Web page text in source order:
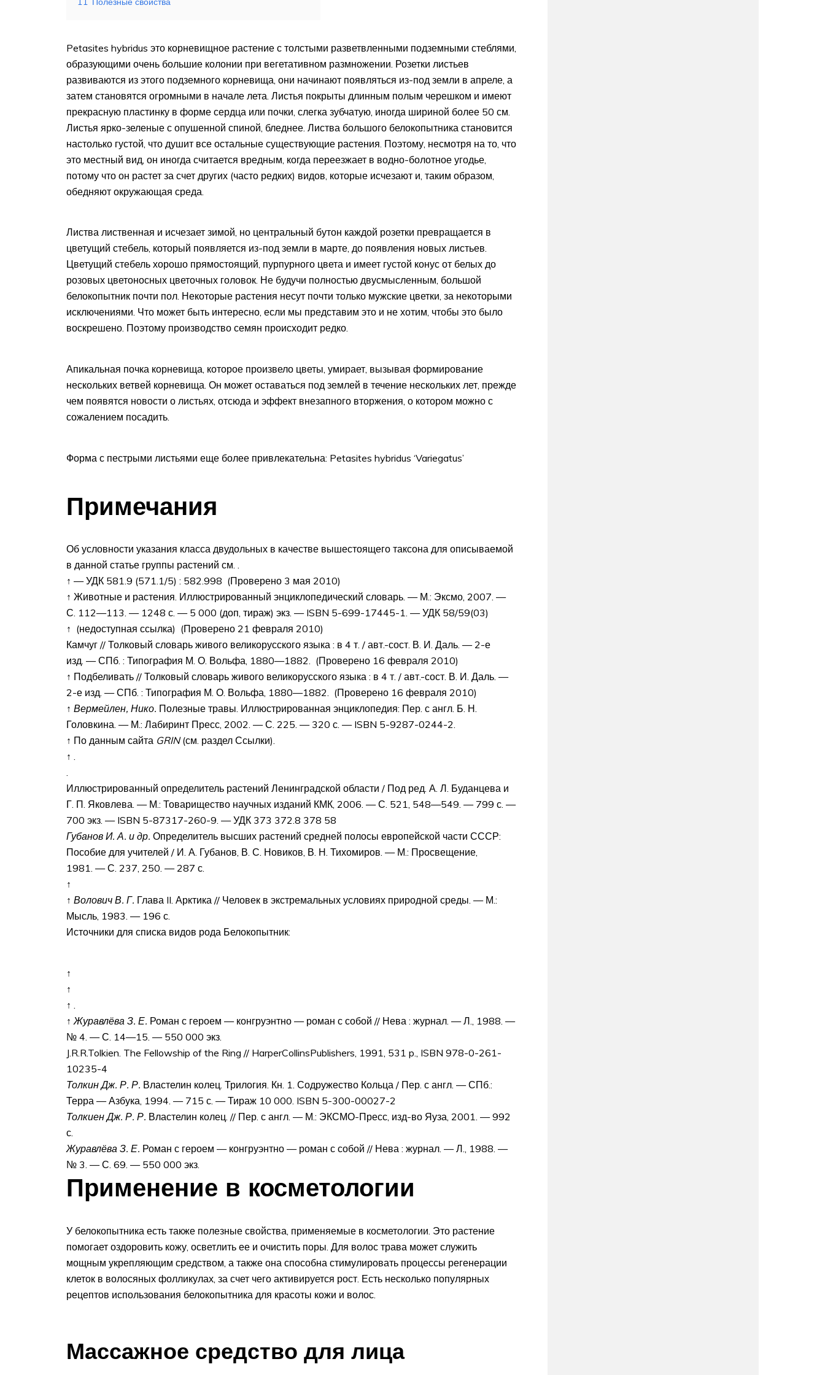
Petasites hybridus это корневищное растение с толстыми разветвленными подземными стеблями,
образующими очень большие колонии при вегетативном размножении. Розетки листьев
развиваются из этого подземного корневища, они начинают появляться из-под земли в апреле, а
затем становятся огромными в начале лета. Листья покрыты длинным полым черешком и имеют
прекрасную пластинку в форме сердца или почки, слегка зубчатую, иногда шириной более 50 см.
Листья ярко-зеленые с опушенной спиной, бледнее. Листва большого белокопытника становится
настолько густой, что душит все остальные существующие растения. Поэтому, несмотря на то, что
это местный вид, он иногда считается вредным, когда переезжает в водно-болотное угодье,
потому что он растет за счет других (часто редких) видов, которые исчезают и, таким образом,
обедняют окружающая среда.
Листва лиственная и исчезает зимой, но центральный бутон каждой розетки превращается в
цветущий стебель, который появляется из-под земли в марте, до появления новых листьев.
Цветущий стебель хорошо прямостоящий, пурпурного цвета и имеет густой конус от белых до
розовых цветоносных цветочных головок. Не будучи полностью двусмысленным, большой
белокопытник почти пол. Некоторые растения несут почти только мужские цветки, за некоторыми
исключениями. Что может быть интересно, если мы представим это и не хотим, чтобы это было
воскрешено. Поэтому производство семян происходит редко.
Апикальная почка корневища, которое произвело цветы, умирает, вызывая формирование
нескольких ветвей корневища. Он может оставаться под землей в течение нескольких лет, прежде
чем появятся новости о листьях, отсюда и эффект внезапного вторжения, о котором можно с
сожалением посадить.
Форма с пестрыми листьями еще более привлекательна: Petasites hybridus ‘Variegatus’
Примечания
Об условности указания класса двудольных в качестве вышестоящего таксона для описываемой
в данной статье группы растений см. .
↑ — УДК 581.9 (571.1/5) : 582.998 (Проверено 3 мая 2010)
↑ Животные и растения. Иллюстрированный энциклопедический словарь. — М.: Эксмо, 2007. —
С. 112—113. — 1248 с. — 5 000 (доп, тираж) экз. — ISBN 5-699-17445-1. — УДК 58/59(03)
↑ (недоступная ссылка) (Проверено 21 февраля 2010)
Камчуг // Толковый словарь живого великорусского языка : в 4 т. / авт.-сост. В. И. Даль. — 2-е
изд. —СПб. : Типография М. О. Вольфа, 1880—1882. (Проверено 16 февраля 2010)
↑ Подбеливать // Толковый словарь живого великорусского языка : в 4 т. / авт.-сост. В. И. Даль. —
2-е изд. —СПб. : Типография М. О. Вольфа, 1880—1882. (Проверено 16 февраля 2010)
↑ Вермейлен, Нико. Полезные травы. Иллюстрированная энциклопедия: Пер. с англ. Б. Н.
Головкина. — М.: Лабиринт Пресс, 2002. — С. 225. — 320 с. — ISBN 5-9287-0244-2.
↑ По данным сайта GRIN(см. раздел Ссылки).
↑ .
.
Иллюстрированный определитель растений Ленинградской области / Под ред. А. Л. Буданцева и
Г. П. Яковлева. — М.: Товарищество научных изданий КМК, 2006. — С. 521, 548—549. — 799 с. —
700 экз. — ISBN 5-87317-260-9. — УДК 373 372.8 378 58
Губанов И. А. и др. Определитель высших растений средней полосы европейской части СССР:
Пособие для учителей / И. А. Губанов, В. С. Новиков, В. Н. Тихомиров. — М.: Просвещение,
1981. — С. 237, 250. — 287 с.
↑
↑ Волович В. Г. Глава II. Арктика // Человек в экстремальных условиях природной среды. — М.:
Мысль, 1983. — 196 с.
Источники для списка видов рода Белокопытник:
↑
↑
↑ .
↑Журавлёва З. Е. Роман с героем — конгруэнтно — роман с собой // Нева : журнал. —Л., 1988. —
№ 4. — С. 14—15. — 550 000 экз.
J.R.R.Tolkien. The Fellowship of the Ring // HarperCollinsPublishers, 1991, 531 p., ISBN 978-0-261-
10235-4
Толкин Дж. Р. Р. Властелин колец. Трилогия. Кн. 1. Содружество Кольца / Пер. с англ. — СПб.:
Терра — Азбука, 1994. — 715 с. — Тираж 10 000. ISBN 5-300-00027-2
Толкиен Дж. Р. Р. Властелин колец. // Пер. с англ. — М.: ЭКСМО-Пресс, изд-во Яуза, 2001. — 992
с.
Журавлёва З. Е. Роман с героем — конгруэнтно — роман с собой // Нева : журнал. —Л., 1988. —
№ 3. — С. 69. — 550 000 экз.
Применение в косметологии
У белокопытника есть также полезные свойства, применяемые в косметологии. Это растение
помогает оздоровить кожу, осветлить ее и очистить поры. Для волос трава может служить
мощным укрепляющим средством, а также она способна стимулировать процессы регенерации
клеток в волосяных фолликулах, за счет чего активируется рост. Есть несколько популярных
рецептов использования белокопытника для красоты кожи и волос.
Массажное средство для лица